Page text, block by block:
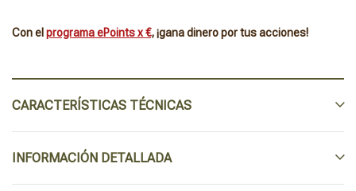
Con el programa ePoints x €, ¡gana dinero por tus acciones!
CARACTERÍSTICAS TÉCNICAS
INFORMACIÓN DETALLADA